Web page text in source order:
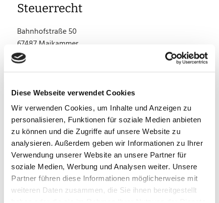
Diese Webseite verwendet Cookies
Wir verwenden Cookies, um Inhalte und Anzeigen zu
personalisieren, Funktionen für soziale Medien anbieten
zu können und die Zugriffe auf unsere Website zu
analysieren. Außerdem geben wir Informationen zu Ihrer
Verwendung unserer Website an unsere Partner für
soziale Medien, Werbung und Analysen weiter. Unsere
Partner führen diese Informationen möglicherweise mit
weiteren Daten zusammen, die Sie ihnen bereitgestellt
Steuerrecht
Bahnhofstraße 50
67487 Maikammer
Telefon:
Unsere Öffnungszeiten
Montag - Donnerstag
08:00 - 17:00
Freitag
08:00 - 14:00
Schreiben Sie uns